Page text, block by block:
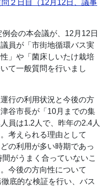
２日目（12月12日、議事
会の本会議が、12月12日
員が「市街地循環バス実
」や「菌床しいたけ栽培
て一般質問を行いまし
行の利用状況と今後の方
谷市長が「10月までの集
員は1.2人で、昨年の2.4人
考えられる理由として
の利用が多い時期であっ
がうまく合っていないこ
今後の方向性について
底的な検証を行い、バス